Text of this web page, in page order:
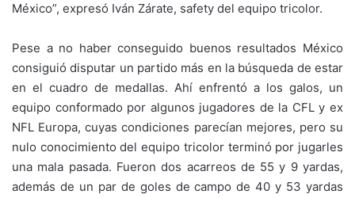
México”, expresó Iván Zárate, safety del equipo tricolor.
Pese a no haber conseguido buenos resultados México
consiguió disputar un partido más en la búsqueda de estar
en el cuadro de medallas. Ahí enfrentó a los galos, un
equipo conformado por algunos jugadores de la CFL y ex
NFL Europa, cuyas condiciones parecían mejores, pero su
nulo conocimiento del equipo tricolor terminó por jugarles
una mala pasada. Fueron dos acarreos de 55 y 9 yardas,
además de un par de goles de campo de 40 y 53 yardas